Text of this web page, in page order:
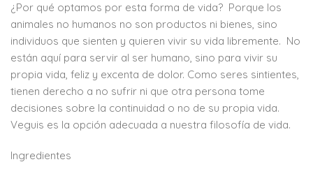
¿Por qué optamos por esta forma de vida? Porque los
animales no humanos no son productos ni bienes, sino
individuos que sienten y quieren vivir su vida libremente. No
están aquí para servir al ser humano, sino para vivir su
propia vida, feliz y excenta de dolor. Como seres sintientes,
tienen derecho a no sufrir ni que otra persona tome
decisiones sobre la continuidad o no de su propia vida.
Veguis es la opción adecuada a nuestra filosofía de vida.
Ingredientes